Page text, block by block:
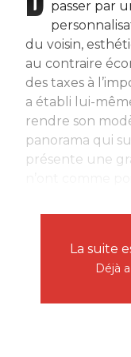
passer par
du voisin,
au contraire
des taxes à
a établi lui-
rendre son
panorama qui
présente une
La suite
Déjà